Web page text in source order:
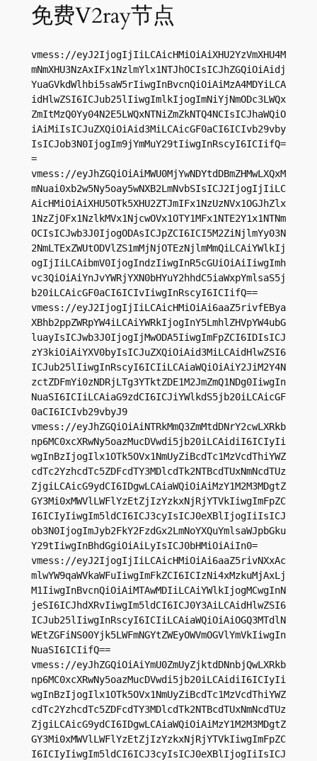
免费V2ray节点
vmess://eyJ2IjogIjIiLCAicHMiOiAiXHU2YzVmXHU4M
mNmXHU3NzAxIFx1NzlmYlx1NTJhOCIsICJhZGQiOiAidj
YuaGVkdWlhbi5saW5rIiwgInBvcnQiOiAiMzA4MDYiLCA
idHlwZSI6ICJub25lIiwgImlkIjogImNiYjNmODc3LWQx
ZmItMzQ0Yy04N2E5LWQxNTNiZmZkNTQ4NCIsICJhaWQiO
iAiMiIsICJuZXQiOiAid3MiLCAicGF0aCI6ICIvb29vby
IsICJob3N0IjogIm9jYmMuY29tIiwgInRscyI6ICIifQ=
=
vmess://eyJhZGQiOiAiMWU0MjYwNDYtdDBmZHMwLXQxM
mNuai0xb2w5Ny5oay5wNXB2LmNvbSIsICJ2IjogIjIiLC
AicHMiOiAiXHU5OTk5XHU2ZTJmIFx1NzUzNVx1OGJhZlx
1NzZjOFx1NzlkMVx1NjcwOVx1OTY1MFx1NTE2Y1x1NTNm
OCIsICJwb3J0IjogODAsICJpZCI6ICI5M2ZiNjlmYy03N
2NmLTExZWUtODVlZS1mMjNjOTEzNjlmMmQiLCAiYWlkIj
ogIjIiLCAibmV0IjogIndzIiwgInR5cGUiOiAiIiwgImh
vc3QiOiAiYnJvYWRjYXN0bHYuY2hhdC5iaWxpYmlsaS5j
b20iLCAicGF0aCI6ICIvIiwgInRscyI6ICIifQ==
vmess://eyJ2IjogIjIiLCAicHMiOiAi6aaZ5rivfEBya
XBhb2ppZWRpYW4iLCAiYWRkIjogInY5LmhlZHVpYW4ubG
luayIsICJwb3J0IjogIjMwODA5IiwgImFpZCI6IDIsICJ
zY3kiOiAiYXV0byIsICJuZXQiOiAid3MiLCAidHlwZSI6
ICJub25lIiwgInRscyI6ICIiLCAiaWQiOiAiY2JiM2Y4N
zctZDFmYi0zNDRjLTg3YTktZDE1M2JmZmQ1NDg0IiwgIn
NuaSI6ICIiLCAiaG9zdCI6ICJiYWlkdS5jb20iLCAicGF
0aCI6ICIvb29vbyJ9
vmess://eyJhZGQiOiAiNTRkMmQ3ZmMtdDNrY2cwLXRkb
np6MC0xcXRwNy5oazMucDVwdi5jb20iLCAidiI6ICIyIi
wgInBzIjogIlx1OTk5OVx1NmUyZiBcdTc1MzVcdThiYWZ
cdTc2YzhcdTc5ZDFcdTY3MDlcdTk2NTBcdTUxNmNcdTUz
ZjgiLCAicG9ydCI6IDgwLCAiaWQiOiAiMzY1M2M3MDgtZ
GY3Mi0xMWVlLWFlYzEtZjIzYzkxNjRjYTVkIiwgImFpZC
I6ICIyIiwgIm5ldCI6ICJ3cyIsICJ0eXBlIjogIiIsICJ
ob3N0IjogImJyb2FkY2FzdGx2LmNoYXQuYmlsaWJpbGku
Y29tIiwgInBhdGgiOiAiLyIsICJ0bHMiOiAiIn0=
vmess://eyJ2IjogIjIiLCAicHMiOiAi6aaZ5rivNXxAc
mlwYW9qaWVkaWFuIiwgImFkZCI6ICIzNi4xMzkuMjAxLj
M1IiwgInBvcnQiOiAiMTAwMDIiLCAiYWlkIjogMCwgInN
jeSI6ICJhdXRvIiwgIm5ldCI6ICJ0Y3AiLCAidHlwZSI6
ICJub25lIiwgInRscyI6ICIiLCAiaWQiOiAiOGQ3MTdlN
WEtZGFiNS00Yjk5LWFmNGYtZWEyOWVmOGVlYmVkIiwgIn
NuaSI6ICIifQ==
vmess://eyJhZGQiOiAiYmU0ZmUyZjktdDNnbjQwLXRkb
np6MC0xcXRwNy5oazMucDVwdi5jb20iLCAidiI6ICIyIi
wgInBzIjogIlx1OTk5OVx1NmUyZiBcdTc1MzVcdThiYWZ
cdTc2YzhcdTc5ZDFcdTY3MDlcdTk2NTBcdTUxNmNcdTUz
ZjgiLCAicG9ydCI6IDgwLCAiaWQiOiAiMzY1M2M3MDgtZ
GY3Mi0xMWVlLWFlYzEtZjIzYzkxNjRjYTVkIiwgImFpZC
I6ICIyIiwgIm5ldCI6ICJ3cyIsICJ0eXBlIjogIiIsICJ